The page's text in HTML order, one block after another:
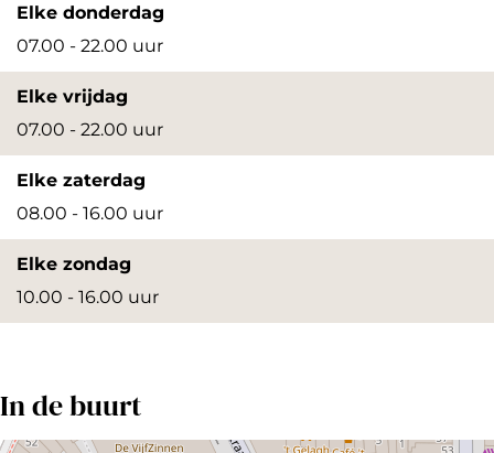
Elke donderdag
07.00 - 22.00 uur
Elke vrijdag
07.00 - 22.00 uur
Elke zaterdag
08.00 - 16.00 uur
Elke zondag
10.00 - 16.00 uur
In de buurt